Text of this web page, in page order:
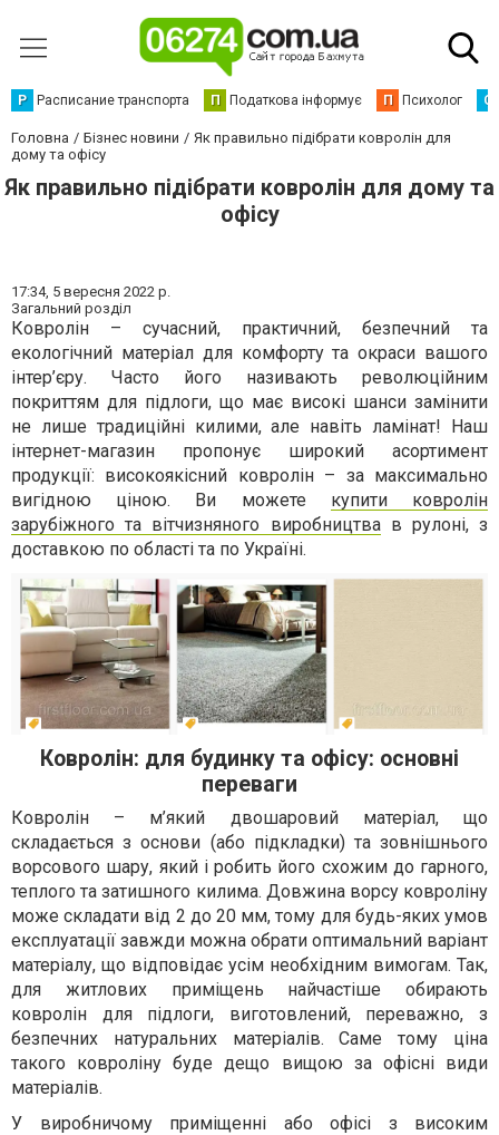
Р Расписание транспорта П Податкова інформує П Психолог С
Головна Бізнес новини
Як правильно підібрати ковролін для
дому та офісу
Як правильно підібрати ковролін для дому та
офісу
17:34, 5 вересня 2022 р.
Загальний розділ
Ковролін – сучасний, практичний, безпечний та
екологічний матеріал для комфорту та окраси вашого
інтер’єру. Часто його називають революційним
покриттям для підлоги, що має високі шанси замінити
не лише традиційні килими, але навіть ламінат! Наш
інтернет-магазин пропонує широкий асортимент
продукції: високоякісний ковролін – за максимально
вигідною ціною. Ви можете купити ковролін
зарубіжного та вітчизняного виробництвав рулоні, з
доставкою по області та по Україні.
Ковролін: для будинку та офісу: основні
переваги
Ковролін – м’який двошаровий матеріал, що
складається з основи (або підкладки) та зовнішнього
ворсового шару, який і робить його схожим до гарного,
теплого та затишного килима. Довжина ворсу ковроліну
може складати від 2 до 20 мм, тому для будь-яких умов
експлуатації завжди можна обрати оптимальний варіант
матеріалу, що відповідає усім необхідним вимогам. Так,
для житлових приміщень найчастіше обирають
ковролін для підлоги, виготовлений, переважно, з
безпечних натуральних матеріалів. Саме тому ціна
такого ковроліну буде дещо вищою за офісні види
матеріалів.
У виробничому приміщенні або офісі з високим